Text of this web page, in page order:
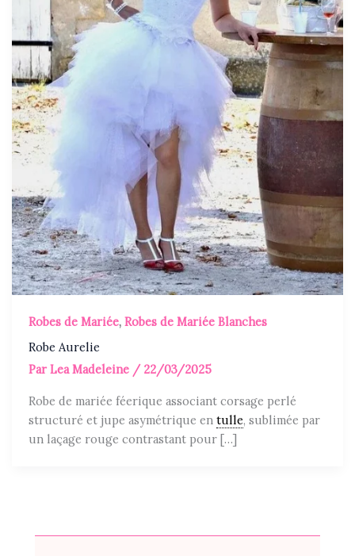
Robes de Mariée,Robes de Mariée Blanches
Robe Aurelie
ParLea Madeleine / 22/03/2025
Robe de mariée féerique associant corsage perlé
structuré et jupe asymétrique entulle, sublimée par
un laçage rouge contrastant pour […]